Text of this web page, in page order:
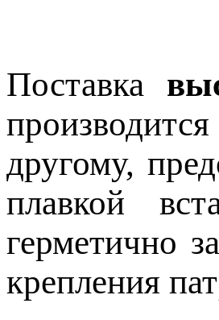
Поставка
другому,
плавкой
герметично
крепления